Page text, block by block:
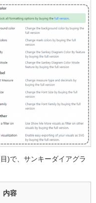
)で、サンキーダイアグラ
内容